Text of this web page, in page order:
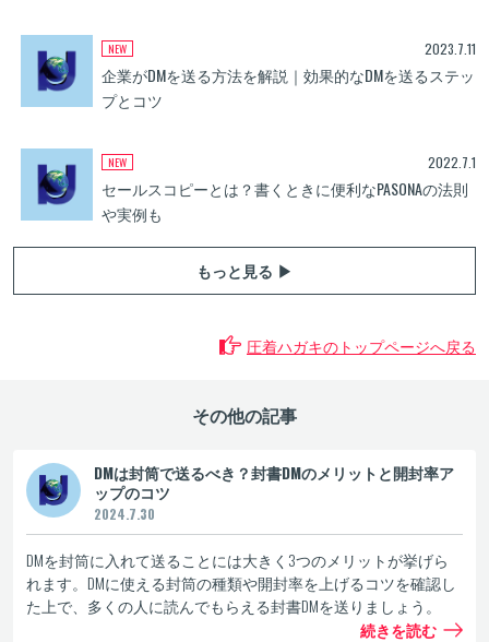
2023.7.11
企業がDMを送る方法を解説｜効果的なDMを送るステッ
プとコツ
2022.7.1
セールスコピーとは？書くときに便利なPASONAの法則
や実例も
もっと見る ▶
圧着ハガキのトップページへ戻る
その他の記事
DMは封筒で送るべき？封書DMのメリットと開封率ア
ップのコツ
2024.7.30
DMを封筒に入れて送ることには大きく3つのメリットが挙げら
れます。DMに使える封筒の種類や開封率を上げるコツを確認し
た上で、多くの人に読んでもらえる封書DMを送りましょう。
続きを読む